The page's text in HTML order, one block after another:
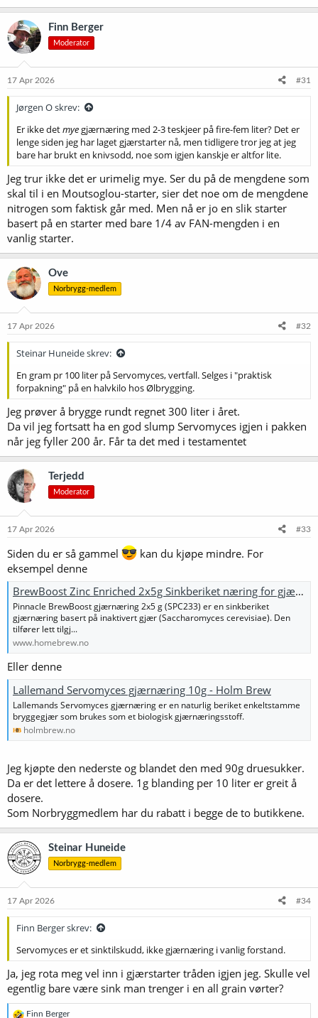
Finn Berger
Moderator
17 Apr 2026 #31
Jørgen O skrev:
Er ikke detmyegjærnæring med 2-3 teskjeer på fire-fem liter? Det er
lenge siden jeg har laget gjærstarter nå, men tidligere tror jeg at jeg
bare har brukt en knivsodd, noe som igjen kanskje er altfor lite.
Jeg trur ikke det er urimelig mye. Ser du på de mengdene som
skal til i en Moutsoglou-starter, sier det noe om de mengdene
nitrogen som faktisk går med. Men nå er jo en slik starter
basert på en starter med bare 1/4 av FAN-mengden i en
vanlig starter.
Ove
Norbrygg-medlem
17 Apr 2026 #32
Steinar Huneide skrev:
En gram pr 100 liter på Servomyces, vertfall. Selges i "praktisk
forpakning" på en halvkilo hos Ølbrygging.
Jeg prøver å brygge rundt regnet 300 liter i året.
Da vil jeg fortsatt ha en god slump Servomyces igjen i pakken
når jeg fyller 200 år. Får ta det med i testamentet
Terjedd
Moderator
17 Apr 2026 #33
Siden du er så gammel
kan du kjøpe mindre. For
eksempel denne
BrewBoost Zinc Enriched 2x5g Sinkberiket næring for gjær - Strømmen Hjemmebrygg AS
Pinnacle BrewBoost gjærnæring 2x5 g (SPC233) er en sinkberiket
gjærnæring basert på inaktivert gjær (Saccharomyces cerevisiae). Den
tilfører lett tilgj...
www.homebrew.no
Eller denne
Lallemand Servomyces gjærnæring 10g - Holm Brew
Lallemands Servomyces gjærnæring er en naturlig beriket enkeltstamme
bryggegjær som brukes som et biologisk gjærnæringsstoff.
holmbrew.no
Jeg kjøpte den nederste og blandet den med 90g druesukker.
Da er det lettere å dosere. 1g blanding per 10 liter er greit å
dosere.
Som Norbryggmedlem har du rabatt i begge de to butikkene.
Steinar Huneide
Norbrygg-medlem
17 Apr 2026 #34
Finn Berger skrev:
Servomyces er et sinktilskudd, ikke gjærnæring i vanlig forstand.
Ja, jeg rota meg vel inn i gjærstarter tråden igjen jeg. Skulle vel
egentlig bare være sink man trenger i en all grain vørter?
R
Finn Berger